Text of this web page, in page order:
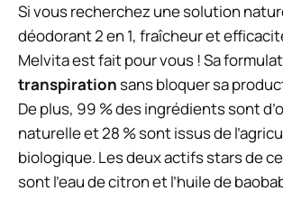
Si vous recherchez une solution
déodorant 2 en 1, fraîcheur et
Melvita est fait pour vous ! Sa
transpirationsans bloquer sa
De plus, 99 % des ingrédients sont
naturelle et 28 % sont issus de
biologique. Les deux actifs stars de
sont l’eau de citron et l’huile de